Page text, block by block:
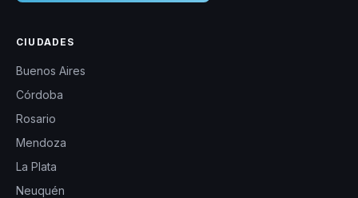
CIUDADES
Buenos Aires
Córdoba
Rosario
Mendoza
La Plata
Neuquén